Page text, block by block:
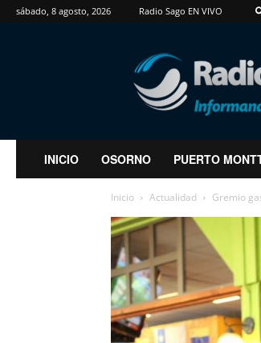
sábado, 8 agosto, 2026 Radio Sago EN VIVO
RadioSago
INICIO OSORNO PUERTO
Inicio Actualidad Gremio